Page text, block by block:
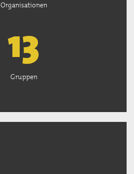
Organisationen
13
Gruppen